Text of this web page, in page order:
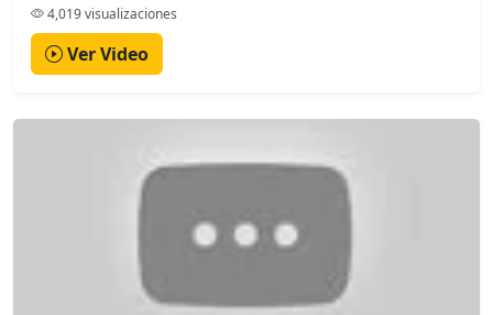
4,019 visualizaciones
Ver Video